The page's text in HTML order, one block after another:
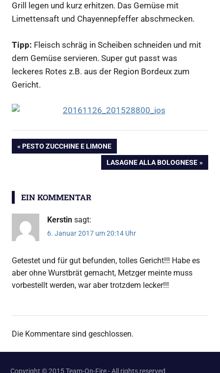
Grill legen und kurz erhitzen. Das Gemüse mit
Limettensaft und Chayennepfeffer abschmecken.
Tipp: Fleisch schräg in Scheiben schneiden und mit
dem Gemüse servieren. Super gut passt was
leckeres Rotes z.B. aus der Region Bordeux zum
Gericht.
Lamm
Beitragsnavigation
VORHERIGER
PESTO ZUCCHINE E LIMONE
NÄCHSTER
LASAGNE ALLA BOLOGNESE
EIN KOMMENTAR
Kerstin sagt:
6. Januar 2017 um 20:14 Uhr
Getestet und für gut befunden, tolles Gericht!!! Habe es
aber ohne Wurstbrät gemacht, Metzger meinte muss
vorbestellt werden, war aber trotzdem lecker!!!
Die Kommentare sind geschlossen.
Copyright © 2015 Team-On-Fire - All rights reserved